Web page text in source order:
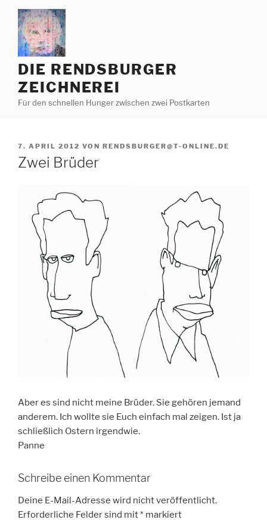
Zum
Inhalt
springen
DIE RENDSBURGER
ZEICHNEREI
Für den schnellen Hunger zwischen zwei Postkarten
VERÖFFENTLICHT
AM
7. APRIL 2012 VON RENDSBURGER@T-ONLINE.DE
Zwei Brüder
Aber es sind nicht meine Brüder. Sie gehören jemand
anderem. Ich wollte sie Euch einfach mal zeigen. Ist ja
schließlich Ostern irgendwie.
Panne
Schreibe einen Kommentar
Deine E-Mail-Adresse wird nicht veröffentlicht.
Erforderliche Felder sind mit* markiert